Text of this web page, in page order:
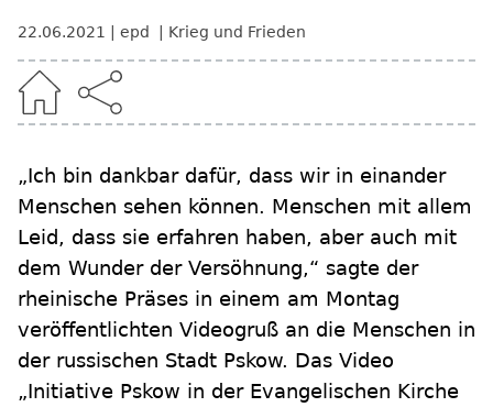
22.06.2021 epd Krieg und Frieden
„Ich bin dankbar dafür, dass wir in einander
Menschen sehen können. Menschen mit allem
Leid, dass sie erfahren haben, aber auch mit
dem Wunder der Versöhnung,“ sagte der
rheinische Präses in einem am Montag
veröffentlichten Videogruß an die Menschen in
der russischen Stadt Pskow. Das Video
„Initiative Pskow in der Evangelischen Kirche